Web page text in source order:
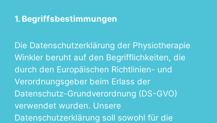
1. Begriffsbestimmungen
Die Datenschutzerklärung der Physiotherapie
Winkler beruht auf den Begrifflichkeiten, die
durch den Europäischen Richtlinien- und
Verordnungsgeber beim Erlass der
Datenschutz-Grundverordnung (DS-GVO)
verwendet wurden. Unsere
Datenschutzerklärung soll sowohl für die